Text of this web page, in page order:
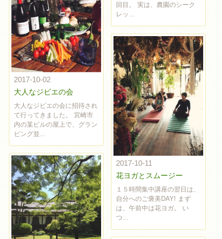
2017-10-02
大人なジビエの会
大人なジビエの会に招待され
て行ってきました。 宮崎市
内の某ビルの屋上で、グラン
ピング並...
回目。 実は、農園のシーク
レッ...
2017-10-11
花ヨガとスムージー
１５時間集中講座の翌日は、
自分へのご褒美DAY! まず
は、午前中は花ヨガ。 い
つ...